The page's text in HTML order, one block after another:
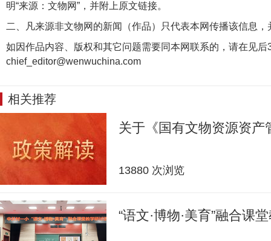
明“来源：文物网”，并附上原文链接。
二、凡来源非文物网的新闻（作品）只代表本网传播该信息
如因作品内容、版权和其它问题需要同本网联系的，请在见后
chief_editor@wenwuchina.com
相关推荐
关于《国有文物资源资
13880 次浏览
“语文·博物·美育”融合课